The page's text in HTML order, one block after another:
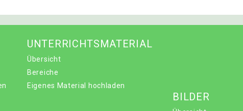
UNTERRICHTSMATERIAL
Übersicht
Bereiche
Eigenes Material hochladen
BILDER